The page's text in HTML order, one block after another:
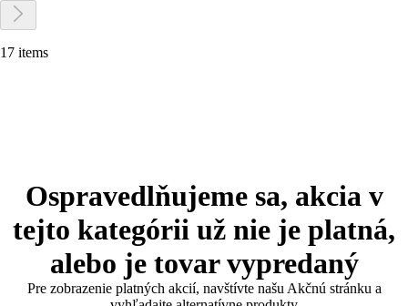
17 items
Ospravedlňujeme sa, akcia v
tejto kategórii už nie je platná,
alebo je tovar vypredaný
Pre zobrazenie platných akcií, navštívte našu Akčnú stránku a